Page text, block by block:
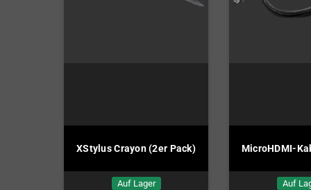
XStylus Crayon (2er Pack)
Auf Lager
MicroHDMI-
Auf